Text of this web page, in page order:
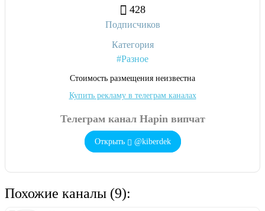
Телеграм канал Hapin випчат
Открыть @kiberdek
428
Подписчиков
Категория
#Разное
Cтоимость размещения неизвестна
Купить рекламу в телеграм каналах
Похожие каналы (9):